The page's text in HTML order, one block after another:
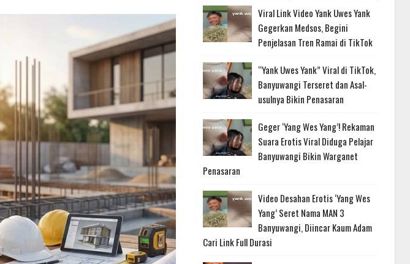
Viral Link Video Yank Uwes Yank
Gegerkan Medsos, Begini
Penjelasan Tren Ramai di TikTok
“Yank Uwes Yank” Viral di TikTok,
Banyuwangi Terseret dan Asal-
usulnya Bikin Penasaran
Geger ‘Yang Wes Yang’! Rekaman
Suara Erotis Viral Diduga Pelajar
Banyuwangi Bikin Warganet
Penasaran
Video Desahan Erotis ‘Yang Wes
Yang’ Seret Nama MAN 3
Banyuwangi, Diincar Kaum Adam
Cari Link Full Durasi